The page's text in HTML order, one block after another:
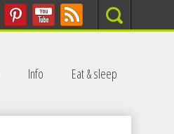
Search
Info Eat & sleep